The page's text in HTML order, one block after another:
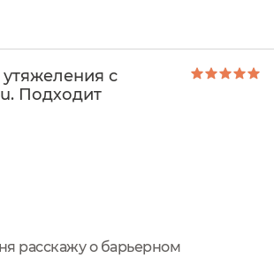
с
Подходит
расскажу о барьерном